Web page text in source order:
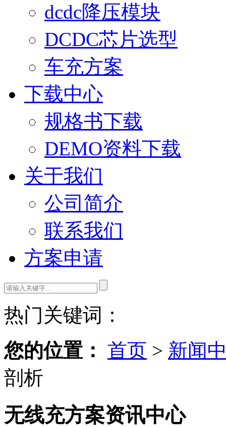
dcdc降压模块
DCDC芯片选型
车充方案
下载中心
规格书下载
DEMO资料下载
关于我们
公司简介
联系我们
方案申请
热门关键词：
您的位置： 首页 > 新闻
剖析
无线充方案资讯中心